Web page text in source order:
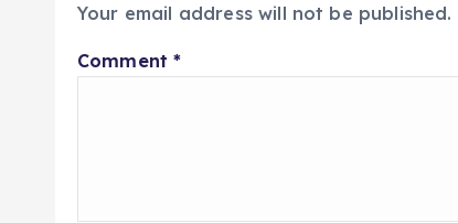
Your email address will not be published.
Comment*